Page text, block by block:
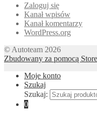
Zaloguj się
Kanał wpisów
Kanał komentarzy
WordPress.org
© Autoteam 2026
Zbudowany za pomocą
Moje konto
Szukaj
Szukaj:
0